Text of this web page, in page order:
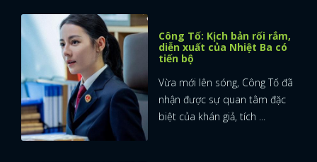
Công Tố: Kịch bản rối rắm,
diễn xuất của Nhiệt Ba có
tiến bộ
Vừa mới lên sóng, Công Tố đã
nhận được sự quan tâm đặc
biệt của khán giả, tích ...